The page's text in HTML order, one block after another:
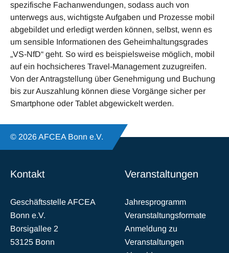
spezifische Fach­anwendungen, sodass auch von
unterwegs aus, wichtigste Aufgaben und Prozesse mobil
abgebildet und erledigt werden können, selbst, wenn es
um sensible Informationen des Geheimhaltungsgrades
„VS-NfD“ geht. So wird es beispielsweise möglich, mobil
auf ein hochsicheres Travel-Management zuzugreifen.
Von der Antragstellung über Genehmigung und Buchung
bis zur Auszahlung können diese Vorgänge sicher per
Smartphone oder Tablet abgewickelt werden.
© 2026 AFCEA Bonn e.V.
Kontakt
Geschäftsstelle AFCEA
Bonn e.V.
Borsigallee 2
53125 Bonn
Veranstaltungen
Jahresprogramm
Veranstaltungsformate
Anmeldung zu
Veranstaltungen